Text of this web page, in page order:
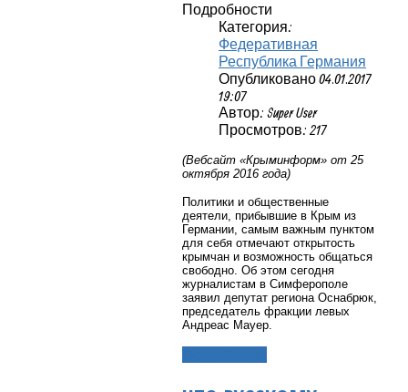
Подробности
Категория:
Федеративная
Республика Германия
Опубликовано 04.01.2017
19:07
Автор: Super User
Просмотров: 217
(Вебсайт «Крыминформ» от 25
октября 2016 года)
Политики и общественные
деятели, прибывшие в Крым из
Германии, самым важным пунктом
для себя отмечают открытость
крымчан и возможность общаться
свободно. Об этом сегодня
журналистам в Симферополе
заявил депутат региона Оснабрюк,
председатель фракции левых
Андреас Мауер.